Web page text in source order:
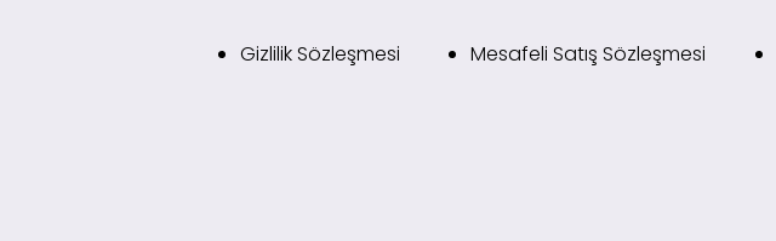
Gizlilik Sözleşmesi Mesafeli Satış Sözleşmesi